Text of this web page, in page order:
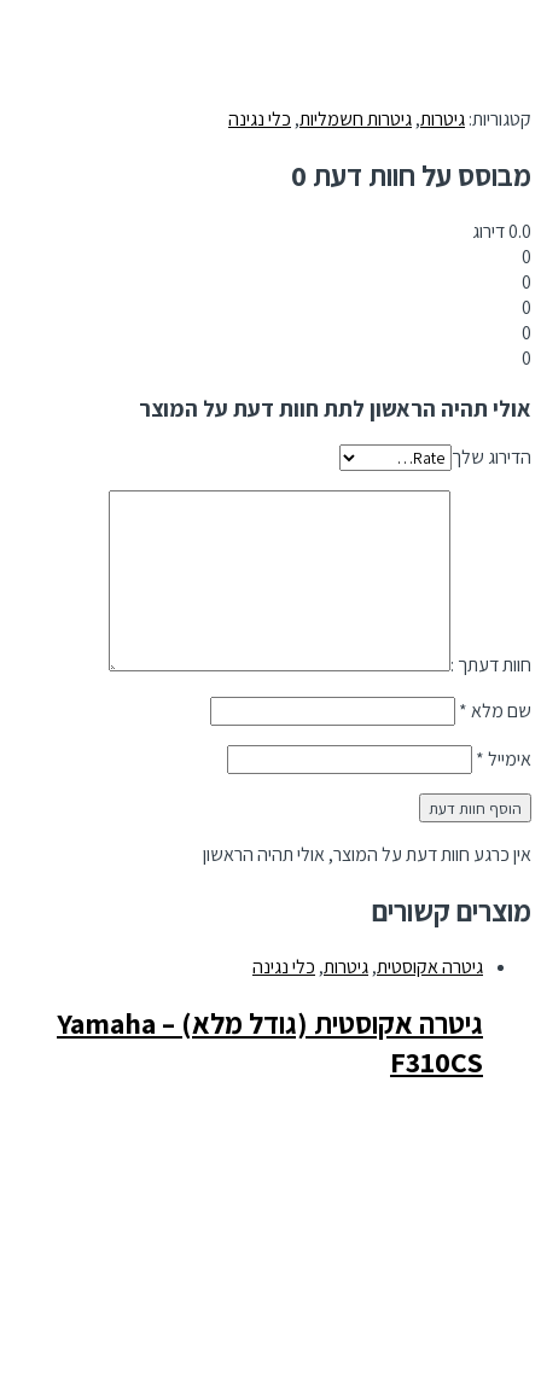
קטגוריות:גיטרות,גיטרות חשמליות,כלי נגינה
מבוסס על חוות דעת 0
0.0דירוג
אולי תהיה הראשון לתת חוות דעת על המוצר
הדירוג שלך
חוות דעתך :
שם מלא*
אימייל*
אין כרגע חוות דעת על המוצר, אולי תהיה הראשון
מוצרים קשורים
גיטרה אקוסטית,גיטרות,כלי נגינה
גיטרה אקוסטית (גודל מלא) – Yamaha
F310CS